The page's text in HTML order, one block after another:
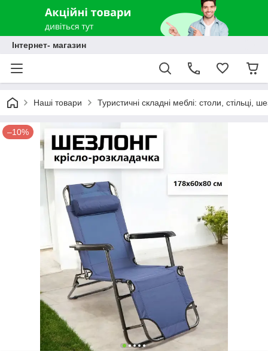
Інтернет- магазин
Наші товари Туристичні складні меблі: столи, стільці,
–10%